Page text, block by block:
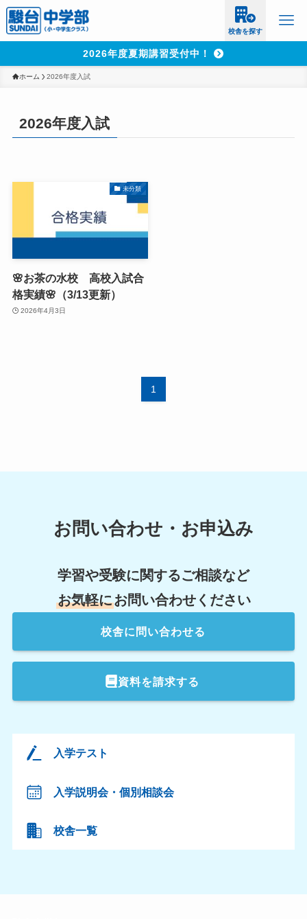
校舎を探す
2026年度夏期講習受付中！
ホーム 2026年度入試
2026年度入試
未分類
🌸お茶の水校 高校入試合
格実績🌸（3/13更新）
2026年4月3日
1
お問い合わせ・お申込み
学習や受験に関するご相談など
お気軽にお問い合わせください
校舎に問い合わせる
資料を請求する
入学テスト
入学説明会・個別相談会
校舎一覧